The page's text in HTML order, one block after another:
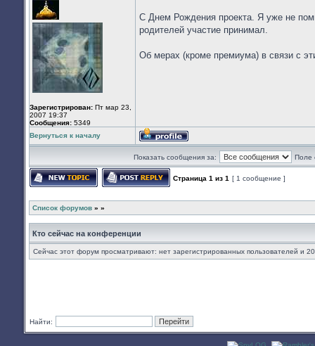
Зарегистрирован: Пт мар 23,
2007 19:37
Сообщения: 5349
С Днем Рождения проекта. Я уже не
родителей участие принимал.
Об мерах (кроме премиума) в связи с
Вернуться к началу
Профиль
Показать сообщения за:
Поле
Страница 1 из 1 [ 1 сообщение ]
Список форумов » »
Кто сейчас на конференции
Сейчас этот форум просматривают: нет зарегистрированных пользователей и 20
Найти: